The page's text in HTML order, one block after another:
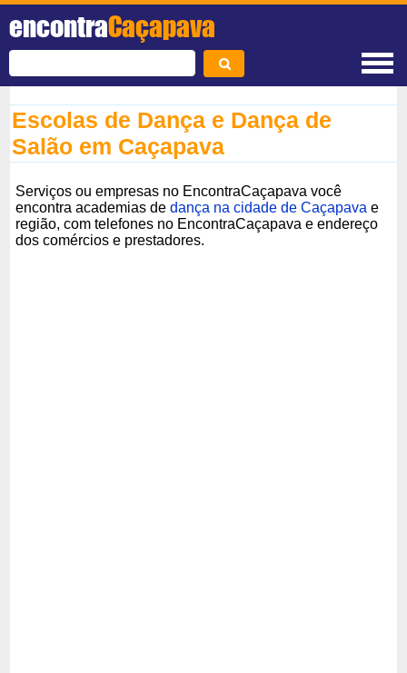
encontraCaçapava
Escolas de Dança e Dança de
Salão em Caçapava
Serviços ou empresas no EncontraCaçapava você
encontra academias dedança na cidade de Caçapava e
região, com telefones no EncontraCaçapava e endereço
dos comércios e prestadores.